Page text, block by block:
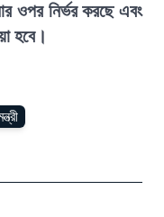
ওপর নির্ভর করছে এবং
হবে।